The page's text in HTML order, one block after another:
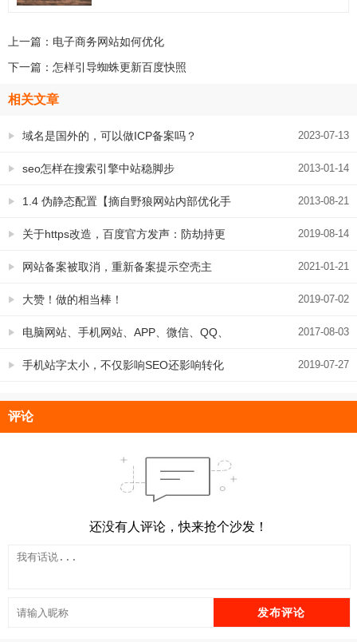
上一篇： 电子商务网站如何优化
下一篇： 怎样引导蜘蛛更新百度快照
相关文章
2023-07-13
域名是国外的，可以做ICP备案吗？
2013-01-14
seo怎样在搜索引擎中站稳脚步
2013-08-21
1.4 伪静态配置【摘自野狼网站内部优化手
册】 2019-08-14
关于https改造，百度官方发声：防劫持更
安全 百度搜索更喜欢 2021-01-21
网站备案被取消，重新备案提示空壳主
体，这样处理才正确 2019-07-02
大赞！做的相当棒！
2017-08-03
电脑网站、手机网站、APP、微信、QQ、
邮箱在网络营销中的角色分析 2019-07-27
手机站字太小，不仅影响SEO还影响转化
评论
还没有人评论，快来抢个沙发！
发布评论